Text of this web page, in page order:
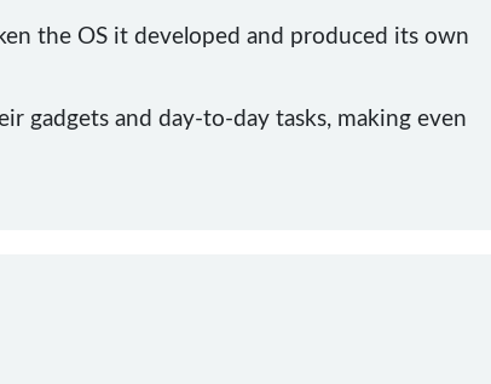
the OS it developed and produced its own
gadgets and day-to-day tasks, making even